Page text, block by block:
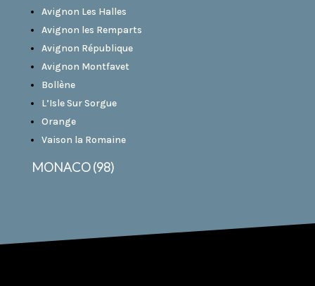
Avignon Les Halles
Avignon les Remparts
Avignon République
Avignon Montfavet
Bollène
L’Isle Sur Sorgue
Orange
Vaison la Romaine
MONACO (98)